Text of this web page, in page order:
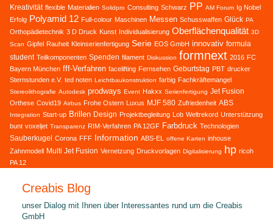
Kreativität flexible Materialien Solidpro Consulting Schwarz PP AM Forum Ig Nobel
Erfolg Polyamid 12 Full-colour Maschinen Messen Schusswaffen Glück PA
Orthopädietechnik 3 D Druck Kunst Individualisierung Oberflächenqualität 3D
Scan Gipfel Rauheit Kleinserienfertigung Serie EOS GmbH innovativ formula
student Teilkomponenten Spenden filament Diskussion formnext 2016 FC
Bayern München fff-Verfahren facelifting Fernsehen Geburtstag PBT drucker
Sternstunden e.V. ted noten Leichtbaukonstruktion farbig Fachkräftemangel
Stereolithografie Autodesk prodways Event Hakxx Serienfertigung Jet Fusion
Orthese Covid19 Airbus Frohe Ostern Luxus MJF 580 Zufriedenheit ABS
Integration Start-up Brillen Design Projektbegleitung Lob Weltrekord Unterstützung
bunt voxeljet Transparenz RIM-Verfahren PA 12GF Farbdruck Technologien
Sauberkugel Corona FFF Information ABS-EL offene Karten inhouse
Zahnmodell Multi Jet Fusion Vernetzung Druckvorlagen Digitalisierung hp ricoh
PA 12
Creabis Blog
unser Dialog mit Ihnen über Interessantes rund um die Creabis
GmbH